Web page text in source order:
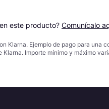
este producto? Comunícalo
Klarna. Ejemplo de pago para una
Klarna. Importe mínimo y máximo